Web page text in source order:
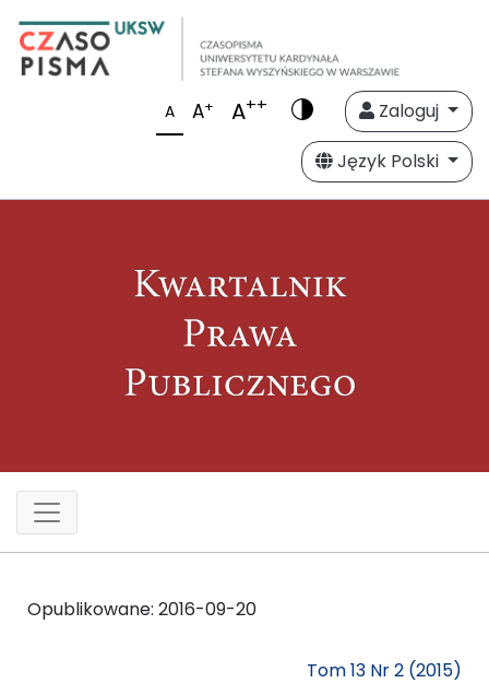
A A+ A++
Zaloguj
Język Polski
Opublikowane: 2016-09-20
Tom 13 Nr 2 (2015)